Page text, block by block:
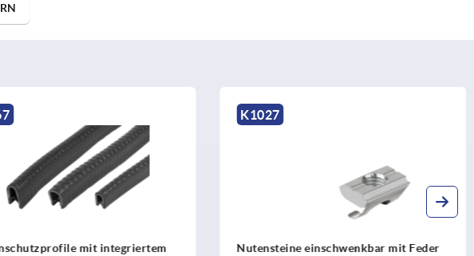
einschwenkbar mit Feder
K1028
Hammermuttern